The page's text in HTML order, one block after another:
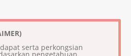
serta perkongsian